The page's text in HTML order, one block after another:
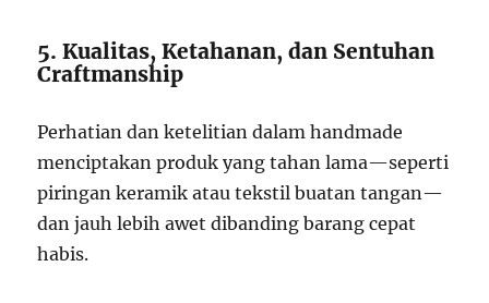
5. Kualitas, Ketahanan, dan Sentuhan
Craftmanship
Perhatian dan ketelitian dalam handmade
menciptakan produk yang tahan lama—seperti
piringan keramik atau tekstil buatan tangan—
dan jauh lebih awet dibanding barang cepat
habis.